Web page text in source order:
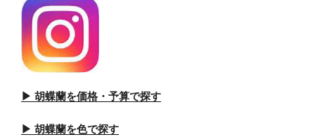
▶ 胡蝶蘭を価格・予算で探す
▶ 胡蝶蘭を色で探す